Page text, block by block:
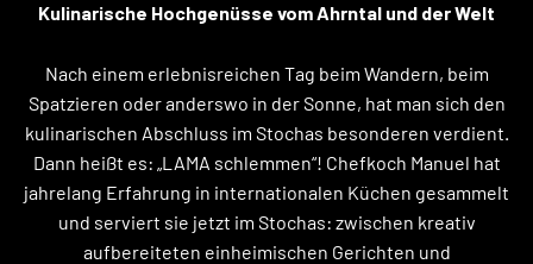
Kulinarische Hochgenüsse vom Ahrntal und der Welt
Nach einem erlebnisreichen Tag beim Wandern, beim
Spatzieren oder anderswo in der Sonne, hat man sich den
kulinarischen Abschluss im Stochas besonderen verdient.
Dann heißt es: „LAMA schlemmen“! Chefkoch Manuel hat
jahrelang Erfahrung in internationalen Küchen gesammelt
und serviert sie jetzt im Stochas: zwischen kreativ
aufbereiteten einheimischen Gerichten und